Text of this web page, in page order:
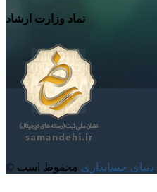
نماد وزارت ارشاد
دنیای حسابداری